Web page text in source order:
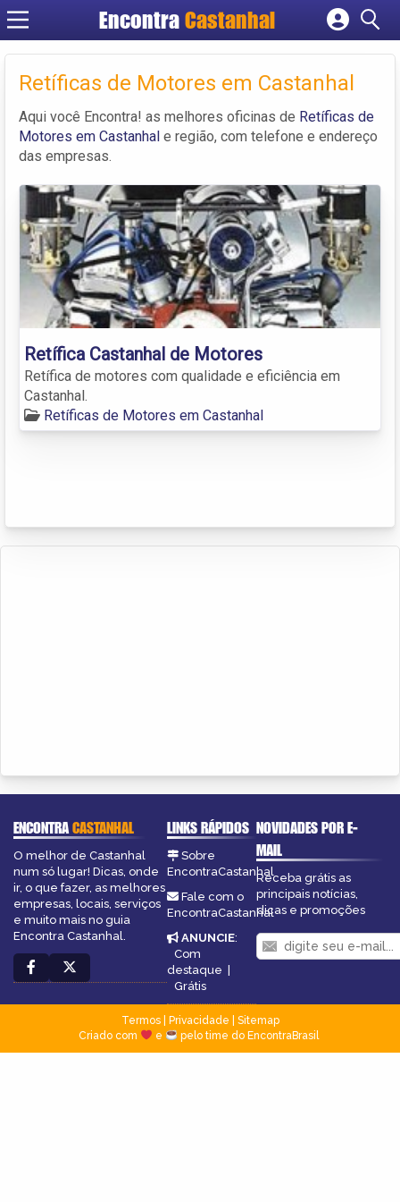
EncontraCastanhal
Cadastrar empresa
Criar conta
Retíficas de Motores em Castanhal
Aqui você Encontra! as melhores oficinas de Retíficas de
Motores em Castanhal e região, com telefone e endereço
das empresas.
Retífica Castanhal de Motores
Retífica de motores com qualidade e eficiência em
Castanhal.
Retíficas de Motores em Castanhal
ENCONTRACASTANHAL
O melhor de Castanhal
num só lugar! Dicas, onde
ir, o que fazer, as melhores
empresas, locais, serviços
e muito mais no guia
Encontra Castanhal.
LINKS RÁPIDOS
Sobre
EncontraCastanhal
Fale com o
EncontraCastanhal
ANUNCIE:
Com
destaque |
Grátis
NOVIDADES POR E-
MAIL
Receba grátis as
principais notícias,
dicas e promoções
Termos| Privacidade
Sitemap
Criado com
e pelo time do EncontraBrasil